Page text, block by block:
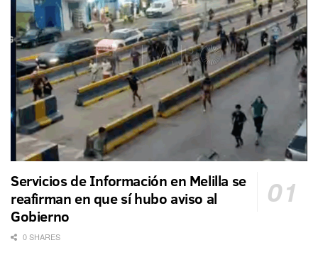
Servicios de Información en Melilla se
reafirman en que sí hubo aviso al
Gobierno
0 SHARES